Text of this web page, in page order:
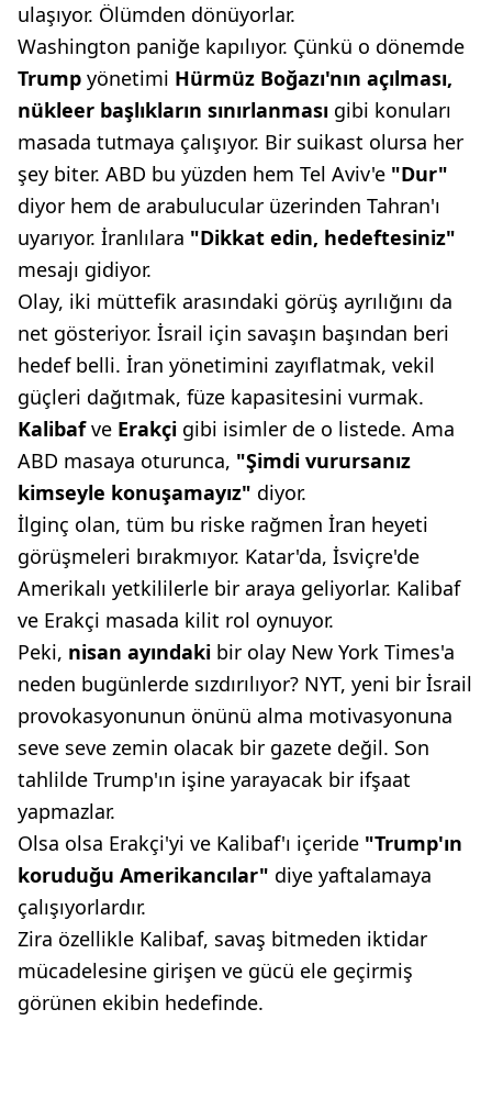
ulaşıyor. Ölümden dönüyorlar.
Washington paniğe kapılıyor. Çünkü o dönemde
Trump yönetimi Hürmüz Boğazı'nın açılması,
nükleer başlıkların sınırlanması gibi konuları
masada tutmaya çalışıyor. Bir suikast olursa her
şey biter. ABD bu yüzden hem Tel Aviv'e "Dur"
diyor hem de arabulucular üzerinden Tahran'ı
uyarıyor. İranlılara "Dikkat edin, hedeftesiniz"
mesajı gidiyor.
Olay, iki müttefik arasındaki görüş ayrılığını da
net gösteriyor. İsrail için savaşın başından beri
hedef belli. İran yönetimini zayıflatmak, vekil
güçleri dağıtmak, füze kapasitesini vurmak.
Kalibafve Erakçi gibi isimler de o listede. Ama
ABD masaya oturunca, "Şimdi vurursanız
kimseyle konuşamayız" diyor.
İlginç olan, tüm bu riske rağmen İran heyeti
görüşmeleri bırakmıyor. Katar'da, İsviçre'de
Amerikalı yetkililerle bir araya geliyorlar. Kalibaf
ve Erakçi masada kilit rol oynuyor.
Peki, nisan ayındaki bir olay New York Times'a
neden bugünlerde sızdırılıyor? NYT, yeni bir İsrail
provokasyonunun önünü alma motivasyonuna
seve seve zemin olacak bir gazete değil. Son
tahlilde Trump'ın işine yarayacak bir ifşaat
yapmazlar.
Olsa olsa Erakçi'yi ve Kalibaf'ı içeride "Trump'ın
koruduğu Amerikancılar" diye yaftalamaya
çalışıyorlardır.
Zira özellikle Kalibaf, savaş bitmeden iktidar
mücadelesine girişen ve gücü ele geçirmiş
görünen ekibin hedefinde.